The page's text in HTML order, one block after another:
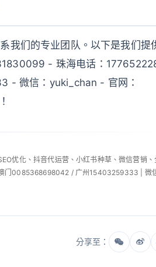
我们的专业团队。以下是我们提
- 珠海电话：
- 微信：yuki_chan - 官网：
优化、抖音代运营、小红书种草、微信营销、
门0085368698042 / 广州15403259333 | 微
分享至：